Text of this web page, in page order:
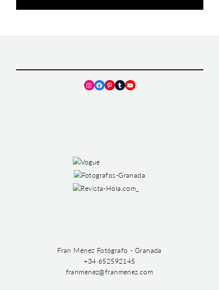
Instagram
Facebook
Pinterest
TumblrYouTube
Fran Ménez Fotógrafo - Granada
+34 652592145
franmenez@franmenez.com